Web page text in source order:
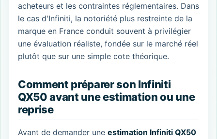
acheteurs et les contraintes réglementaires. Dans
le cas d'Infiniti, la notoriété plus restreinte de la
marque en France conduit souvent à privilégier
une évaluation réaliste, fondée sur le marché réel
plutôt que sur une simple cote théorique.
Comment préparer son Infiniti
QX50 avant une estimation ou une
reprise
Avant de demander une estimation Infiniti QX50